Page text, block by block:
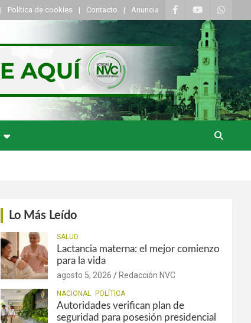
Política de cookies Contacto Anuncia
Lo Más Leído
SALUD
Lactancia materna: el mejor comienzo
para la vida
agosto 5, 2026 Redacción NVC
NACIONAL POLÍTICA
Autoridades verifican plan de
seguridad para posesión presidencial